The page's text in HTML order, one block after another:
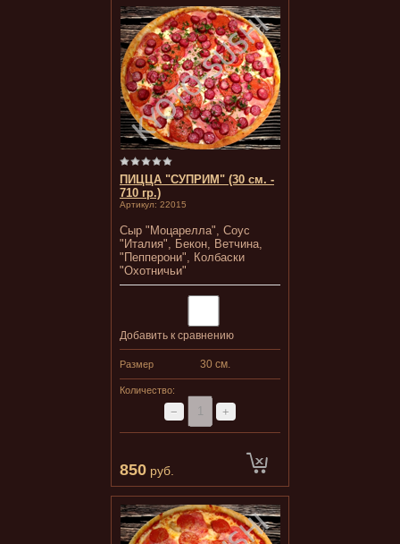
ПИЦЦА "СУПРИМ" (30 см. -
710 гр.)
Артикул: 22015
Сыр "Моцарелла", Соус
"Италия", Бекон, Ветчина,
"Пепперони", Колбаски
"Охотничьи"
Добавить к сравнению
Размер 30 см.
Количество:
− +
850 руб.